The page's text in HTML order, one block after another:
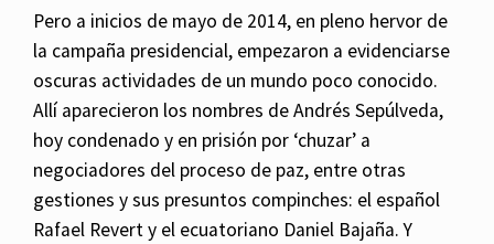
Pero a inicios de mayo de 2014, en pleno hervor de
la campaña presidencial, empezaron a evidenciarse
oscuras actividades de un mundo poco conocido.
Allí aparecieron los nombres de Andrés Sepúlveda,
hoy condenado y en prisión por ‘chuzar’ a
negociadores del proceso de paz, entre otras
gestiones y sus presuntos compinches: el español
Rafael Revert y el ecuatoriano Daniel Bajaña. Y